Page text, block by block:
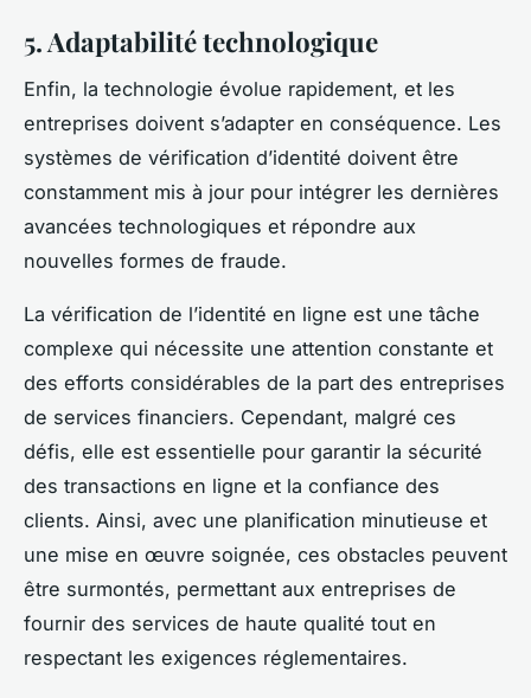
5. Adaptabilité technologique
Enfin, la technologie évolue rapidement, et les
entreprises doivent s’adapter en conséquence. Les
systèmes de vérification d’identité doivent être
constamment mis à jour pour intégrer les dernières
avancées technologiques et répondre aux
nouvelles formes de fraude.
La vérification de l’identité en ligne est une tâche
complexe qui nécessite une attention constante et
des efforts considérables de la part des entreprises
de services financiers. Cependant, malgré ces
défis, elle est essentielle pour garantir la sécurité
des transactions en ligne et la confiance des
clients. Ainsi, avec une planification minutieuse et
une mise en œuvre soignée, ces obstacles peuvent
être surmontés, permettant aux entreprises de
fournir des services de haute qualité tout en
respectant les exigences réglementaires.